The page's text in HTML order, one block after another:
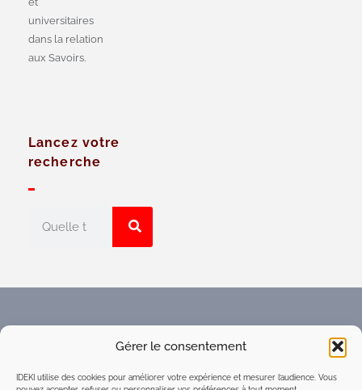
Gérer le consentement
IDEKI utilise des cookies pour améliorer votre expérience et mesurer l’audience. Vous
universitaires
dans la relation
aux Savoirs.
Lancez votre
recherche
numérique d'intelligence